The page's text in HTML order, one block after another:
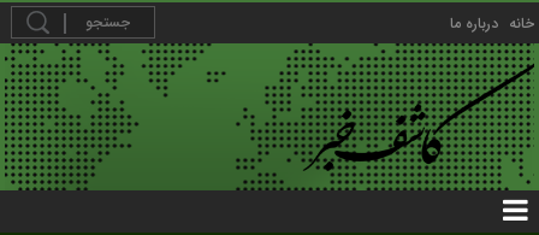
خانه درباره ما